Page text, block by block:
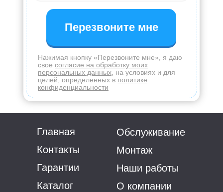
Нажимая кнопку «Перезвоните мне», я даю
свое согласие на обработку моих
персональных данных , на условиях и для
целей, определенных в политике
конфиденциальности
Перезвоните мне
Главная
Каталог
Контакты Монтаж
О компании
Гарантии
Обслуживание
Наши работы